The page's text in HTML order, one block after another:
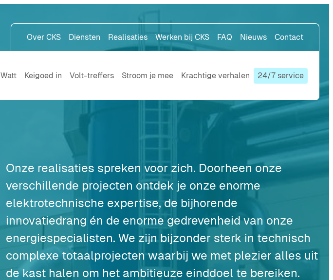
Over CKS Diensten Realisaties Werken bij CKS FAQ Nieuws Contact
Watt Keigoed in Volt-treffers Stroom je mee Krachtige verhalen 24/7 service
Onze realisaties spreken voor zich. Doorheen onze
verschillende projecten ontdek je onze enorme
elektrotechnische expertise, de bijhorende
innovatiedrang én de enorme gedrevenheid van onze
energiespecialisten. We zijn bijzonder sterk in technisch
complexe totaalprojecten waarbij we met plezier alles uit
de kast halen om het ambitieuze einddoel te bereiken.